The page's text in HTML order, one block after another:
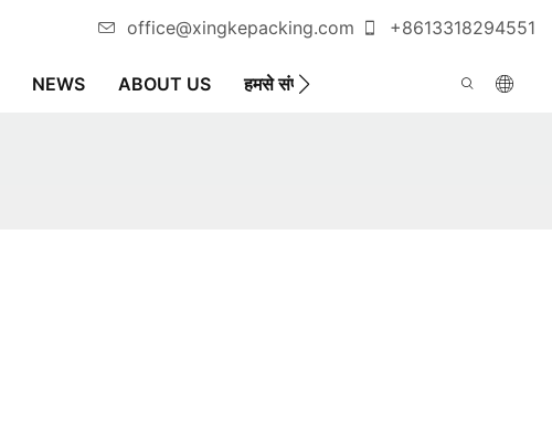
office@xingkepacking.com +8613318294551
NEWS ABOUT US हमसे संपर्क करें स्वचालित पैकेजिंग मशीन